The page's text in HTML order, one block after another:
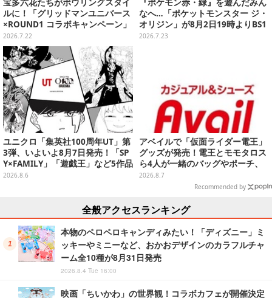
宝多六花たちがボウリングスタイ
ルに！「グリッドマンユニバース
×ROUND1 コラボキャンペーン」
開催決定、企画やグッズ販売を実
施
2026.7.22
『ポケモン赤・緑』を遊んだみん
なへ…「ポケットモンスター ジ・
オリジン」が8月2日19時よりBS1
2・日曜アニメ劇場で放送決定！
2026.7.23
ユニクロ「集英社100周年UT」第
3弾、いよいよ8月7日発売！「SP
Y×FAMILY」「遊戯王」など5作品
をデザイン
2026.8.6
アベイルで「仮面ライダー電王」
グッズが発売！電王とモモタロス
ら4人が一緒のバッグやポーチ、
収納ボックスも
2026.8.7
Recommended by
全般アクセスランキング
本物のペロペロキャンディみたい！「ディズニー」ミ
ッキーやミニーなど、おかおデザインのカラフルチャ
ーム全10種が8月31日発売
2026.8.4 Tue 16:00
映画「ちいかわ」の世界観！コラボカフェが開催決定